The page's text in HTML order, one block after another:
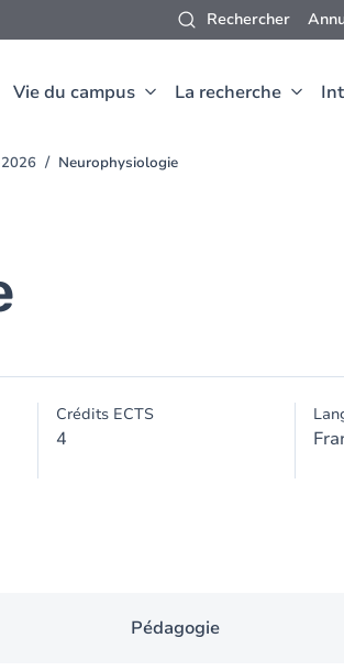
Rechercher
Vie du campus La recherche
Neurophysiologie
Crédits ECTS
4
Pédagogie